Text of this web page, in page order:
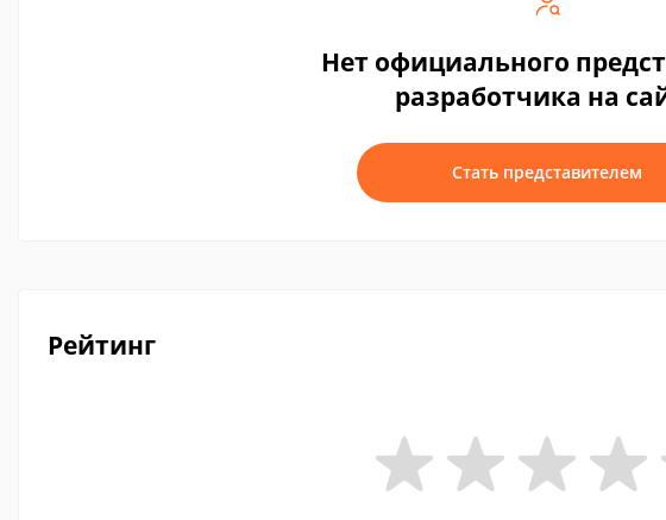
Нет официального
разработчика на
Стать представителем
Рейтинг